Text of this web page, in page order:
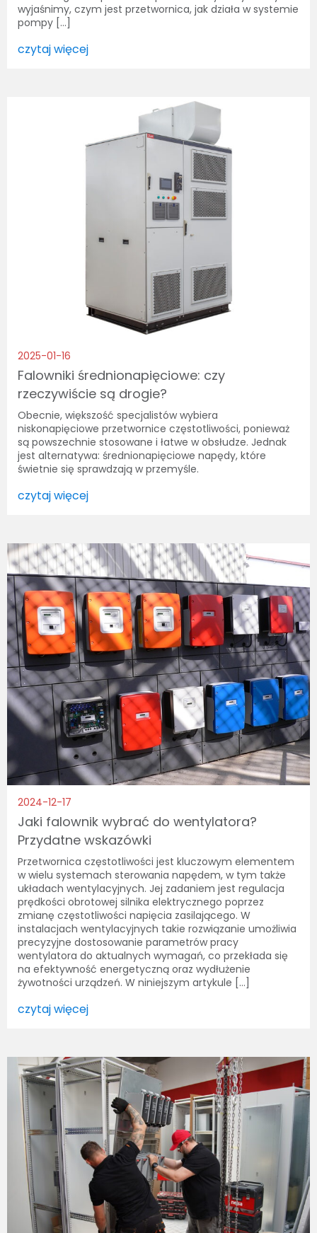
wyjaśnimy, czym jest przetwornica, jak działa w systemie
pompy […]
czytaj więcej
2025-01-16
Falowniki średnionapięciowe: czy
rzeczywiście są drogie?
Obecnie, większość specjalistów wybiera
niskonapięciowe przetwornice częstotliwości, ponieważ
są powszechnie stosowane i łatwe w obsłudze. Jednak
jest alternatywa: średnionapięciowe napędy, które
świetnie się sprawdzają w przemyśle.
czytaj więcej
2024-12-17
Jaki falownik wybrać do wentylatora?
Przydatne wskazówki
Przetwornica częstotliwości jest kluczowym elementem
w wielu systemach sterowania napędem, w tym także
układach wentylacyjnych. Jej zadaniem jest regulacja
prędkości obrotowej silnika elektrycznego poprzez
zmianę częstotliwości napięcia zasilającego. W
instalacjach wentylacyjnych takie rozwiązanie umożliwia
precyzyjne dostosowanie parametrów pracy
wentylatora do aktualnych wymagań, co przekłada się
na efektywność energetyczną oraz wydłużenie
żywotności urządzeń. W niniejszym artykule […]
czytaj więcej